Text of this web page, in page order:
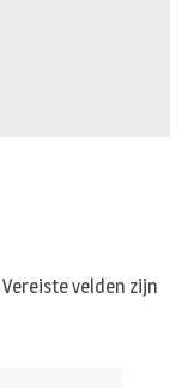
Vereiste velden zijn